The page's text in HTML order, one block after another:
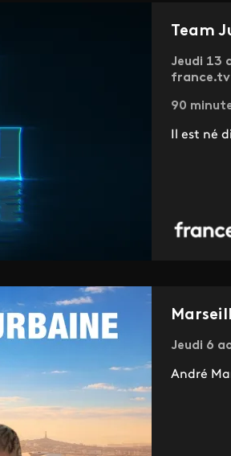
Team
Jeudi 13
france.tv
90
Il est né
Jeudi 6
André